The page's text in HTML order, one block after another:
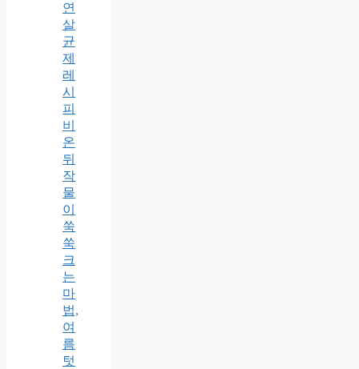
연
살
균
제
레
시
피
비
온
뒤
작
물
이
쑥
쑥
크
는
마
법,
여
름
텃